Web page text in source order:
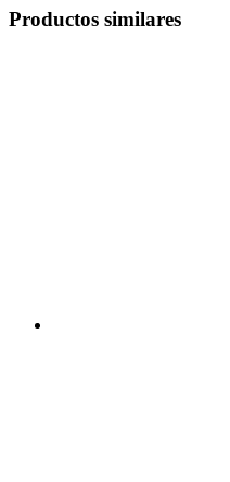
Productos similares